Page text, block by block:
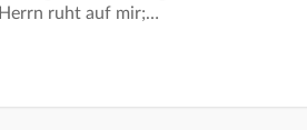
ruht auf mir;…